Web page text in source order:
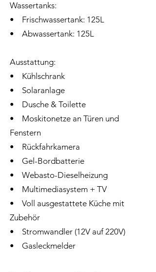
Wassertanks:
• Frischwassertank: 125L
• Abwassertank: 125L
Ausstattung:
• Kühlschrank
• Solaranlage
• Dusche & Toilette
• Moskitonetze an Türen und
Fenstern
• Rückfahrkamera
• Gel-Bordbatterie
• Webasto-Dieselheizung
• Multimediasystem + TV
• Voll ausgestattete Küche mit
Zubehör
• Stromwandler (12V auf 220V)
• Gasleckmelder